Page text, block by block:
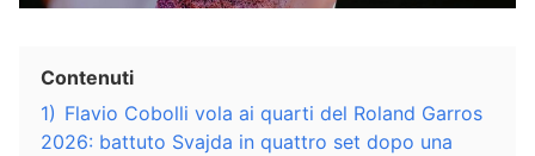
Contenuti
1) Flavio Cobolli vola ai quarti del Roland Garros
2026: battuto Svajda in quattro set dopo una